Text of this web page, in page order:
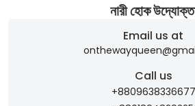
নারী হোক
Email us at
Call us
+8809638336677